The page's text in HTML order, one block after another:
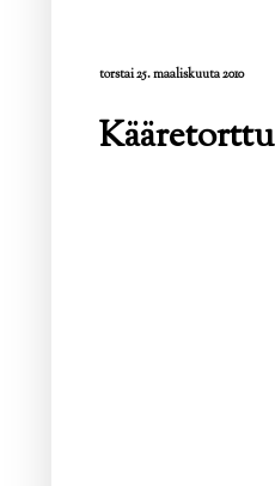
torstai 25. maaliskuuta 2010
Kääretorttu